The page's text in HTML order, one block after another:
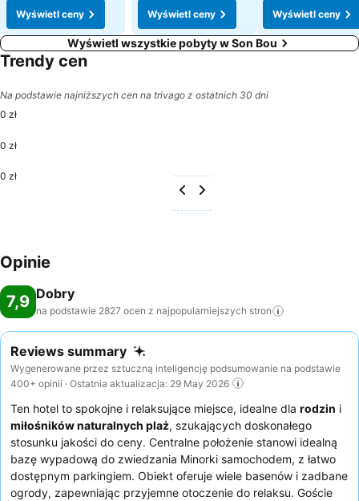
Wyświetl ceny
Wyświetl ceny
Wyświetl ceny
Wyświetl wszystkie pobyty w Son Bou
Trendy cen
Na podstawie najniższych cen na trivago z ostatnich 30 dni
0 zł
0 zł
0 zł
Opinie
7,9 Dobry
na podstawie 2827 ocen z najpopularniejszych stron
Reviews summary
Wygenerowane przez sztuczną inteligencję podsumowanie na podstawie
400+ opinii · Ostatnia aktualizacja: 29 May 2026
Ten hotel to spokojne i relaksujące miejsce, idealne dla rodzin i
miłośników naturalnych plaż, szukających doskonałego
stosunku jakości do ceny. Centralne położenie stanowi idealną
bazę wypadową do zwiedzania Minorki samochodem, z łatwo
dostępnym parkingiem. Obiekt oferuje wiele basenów i zadbane
ogrody, zapewniając przyjemne otoczenie do relaksu. Goście